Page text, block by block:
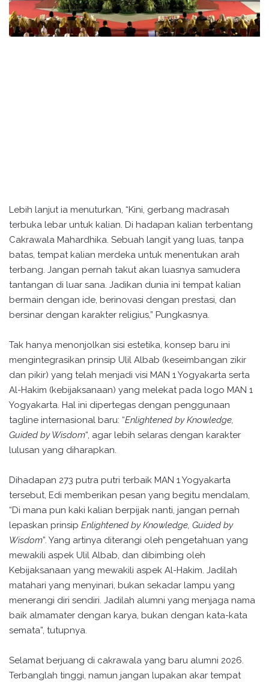
Lebih lanjut ia menuturkan, “Kini, gerbang madrasah
terbuka lebar untuk kalian. Di hadapan kalian terbentang
Cakrawala Mahardhika. Sebuah langit yang luas, tanpa
batas, tempat kalian merdeka untuk menentukan arah
terbang. Jangan pernah takut akan luasnya samudera
tantangan di luar sana. Jadikan dunia ini tempat kalian
bermain dengan ide, berinovasi dengan prestasi, dan
bersinar dengan karakter religius,” Pungkasnya.
Tak hanya menonjolkan sisi estetika, konsep baru ini
mengintegrasikan prinsip Ulil Albab (keseimbangan zikir
dan pikir) yang telah menjadi visi MAN 1 Yogyakarta serta
Al-Hakim (kebijaksanaan) yang melekat pada logo MAN 1
Yogyakarta. Hal ini dipertegas dengan penggunaan
tagline internasional baru: “Enlightened by Knowledge,
Guided by Wisdom“, agar lebih selaras dengan karakter
lulusan yang diharapkan.
Dihadapan 273 putra putri terbaik MAN 1 Yogyakarta
tersebut, Edi memberikan pesan yang begitu mendalam,
“Di mana pun kaki kalian berpijak nanti, jangan pernah
lepaskan prinsip Enlightened by Knowledge, Guided by
Wisdom”. Yang artinya diterangi oleh pengetahuan yang
mewakili aspek Ulil Albab, dan dibimbing oleh
Kebijaksanaan yang mewakili aspek Al-Hakim. Jadilah
matahari yang menyinari, bukan sekadar lampu yang
menerangi diri sendiri. Jadilah alumni yang menjaga nama
baik almamater dengan karya, bukan dengan kata-kata
semata”, tutupnya.
Selamat berjuang di cakrawala yang baru alumni 2026.
Terbanglah tinggi, namun jangan lupakan akar tempat